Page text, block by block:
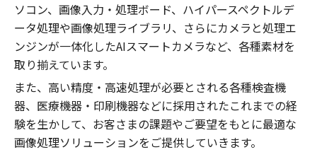
ソコン、画像入力・処理ボード、ハイパースペクトルデ
ータ処理や画像処理ライブラリ、さらにカメラと処理エ
ンジンが一体化したAIスマートカメラなど、各種素材を
取り揃えています。
また、高い精度・高速処理が必要とされる各種検査機
器、医療機器・印刷機器などに採用されたこれまでの経
験を生かして、お客さまの課題やご要望をもとに最適な
画像処理ソリューションをご提供していきます。